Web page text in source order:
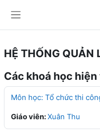
HỆ THỐNG QUẢN
Các khoá học hiện
Môn học: Tổ chức thi
Giáo viên:Xuân Thu